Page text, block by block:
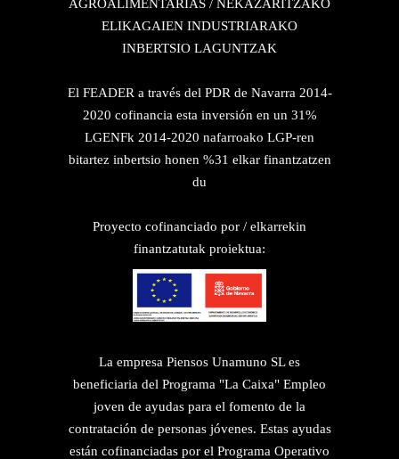
AGROALIMENTARIAS / NEKAZARITZAKO
ELIKAGAIEN INDUSTRIARAKO
INBERTSIO LAGUNTZAK
El FEADER a través del PDR de Navarra 2014-
2020 cofinancia esta inversión en un 31%
LGENFk 2014-2020 nafarroako LGP-ren
bitartez inbertsio honen %31 elkar finantzatzen
du
Proyecto cofinanciado por / elkarrekin
finantzatutak proiektua:
La empresa Piensos Unamuno SL es
beneficiaria del Programa "La Caixa" Empleo
joven de ayudas para el fomento de la
contratación de personas jóvenes. Estas ayudas
están cofinanciadas por el Programa Operativo